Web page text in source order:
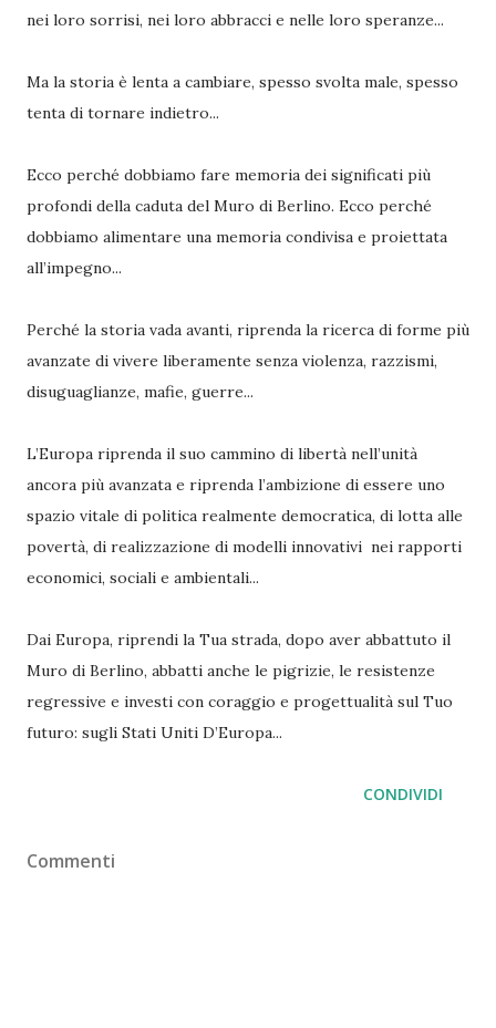
nei loro sorrisi, nei loro abbracci e nelle loro speranze...
Ma la storia è lenta a cambiare, spesso svolta male, spesso
tenta di tornare indietro...
Ecco perché dobbiamo fare memoria dei significati più
profondi della caduta del Muro di Berlino. Ecco perché
dobbiamo alimentare una memoria condivisa e proiettata
all’impegno...
Perché la storia vada avanti, riprenda la ricerca di forme più
avanzate di vivere liberamente senza violenza, razzismi,
disuguaglianze, mafie, guerre...
L’Europa riprenda il suo cammino di libertà nell’unità
ancora più avanzata e riprenda l’ambizione di essere uno
spazio vitale di politica realmente democratica, di lotta alle
povertà, di realizzazione di modelli innovativi nei rapporti
economici, sociali e ambientali...
Dai Europa, riprendi la Tua strada, dopo aver abbattuto il
Muro di Berlino, abbatti anche le pigrizie, le resistenze
regressive e investi con coraggio e progettualità sul Tuo
futuro: sugli Stati Uniti D’Europa...
CONDIVIDI
Commenti